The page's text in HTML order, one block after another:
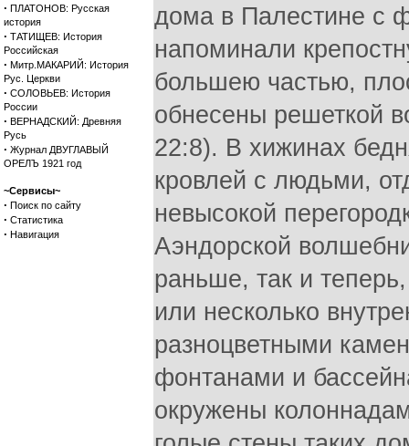
· ПЛАТОНОВ: Русская
история
· ТАТИЩЕВ: История
Российская
· Митр.МАКАРИЙ: История
Рус. Церкви
· СОЛОВЬЕВ: История
России
· ВЕРНАДСКИЙ: Древняя
Русь
· Журнал ДВУГЛАВЫЙ
ОРЕЛЪ 1921 год
~Сервисы~
· Поиск по сайту
· Статистика
· Навигация
дома в Палестине с
напоминали
большею частью,
обнесены решеткой
22:8). В хижинах
кровлей с людьми,
невысокой
Аэндорской
раньше, так и
или несколько
разноцветными
фонтанами и
окружены